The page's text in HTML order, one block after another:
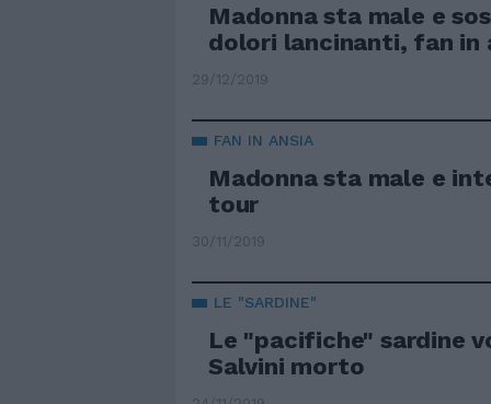
Madonna sta male e
dolori lancinanti, fan in
29/12/2019
FAN IN ANSIA
Madonna sta male e
tour
30/11/2019
LE "SARDINE"
Le "pacifiche" sardine
Salvini morto